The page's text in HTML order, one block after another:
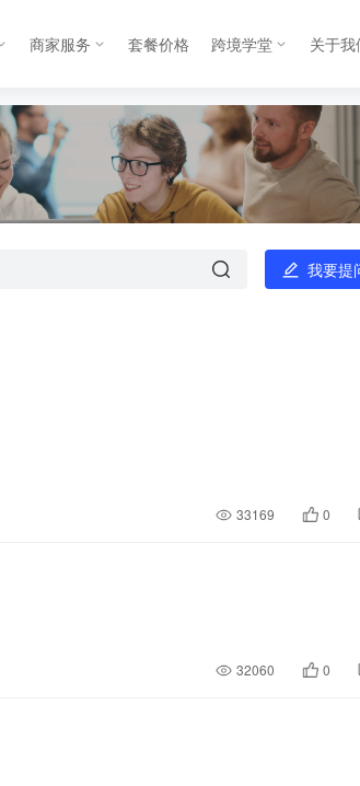
商家服务 套餐价格 跨境学堂 关于我
我要提
33169 0
32060 0